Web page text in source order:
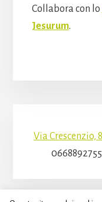
Collabora con lo
Jesurum.
Via Crescenzio,
0668892755